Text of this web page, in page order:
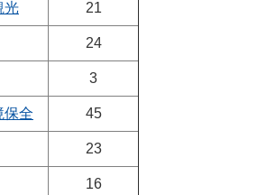
光 21
24
3
保全 45
23
16